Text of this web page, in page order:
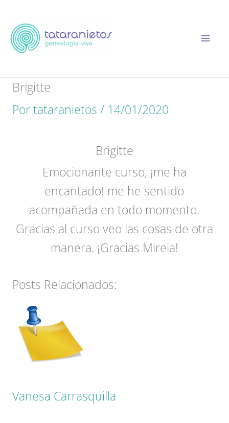
contenido
Brigitte
Portataranietos/ 14/01/2020
Brigitte
Emocionante curso, ¡me ha
encantado! me he sentido
acompañada en todo momento.
Gracias al curso veo las cosas de otra
manera. ¡Gracias Mireia!
Posts Relacionados:
Vanesa Carrasquilla